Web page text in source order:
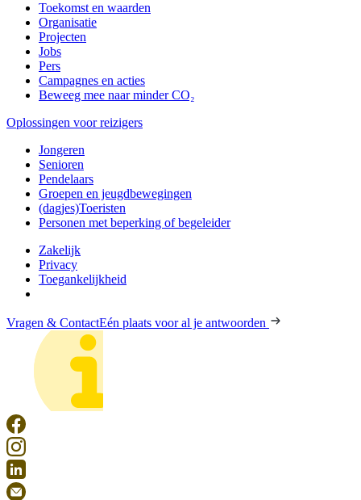
Toekomst en waarden
Organisatie
Projecten
Jobs
Pers
Campagnes en acties
Beweeg mee naar minder CO₂
Oplossingen voor reizigers
Jongeren
Senioren
Pendelaars
Groepen en jeugdbewegingen
(dagjes)Toeristen
Personen met beperking of begeleider
Zakelijk
Privacy
Toegankelijkheid
Vragen & ContactEén plaats voor al je antwoorden